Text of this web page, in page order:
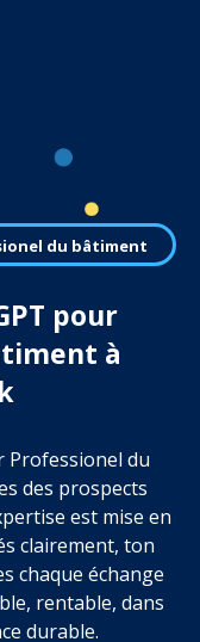
du bâtiment
pour
à
Professionel du
des prospects
est mise en
clairement, ton
chaque échange
rentable, dans
durable.